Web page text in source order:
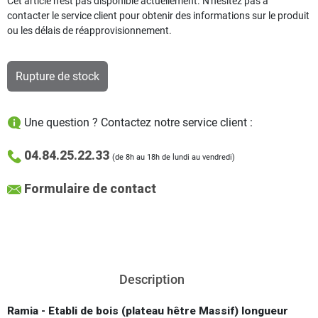
contacter le service client pour obtenir des informations sur le produit
ou les délais de réapprovisionnement.
Rupture de stock
Une question ? Contactez notre service client :
04.84.25.22.33 (de 8h au 18h de lundi au vendredi)
Formulaire de contact
Description
Ramia - Etabli de bois (plateau hêtre Massif) longueur